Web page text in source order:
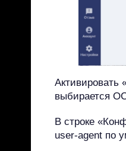
Активировать
выбирается
В строке
user-agent по